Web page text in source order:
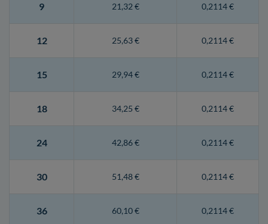
9 21,32 € 0,2114 €
12 25,63 € 0,2114 €
15 29,94 € 0,2114 €
18 34,25 € 0,2114 €
24 42,86 € 0,2114 €
30 51,48 € 0,2114 €
36 60,10 € 0,2114 €